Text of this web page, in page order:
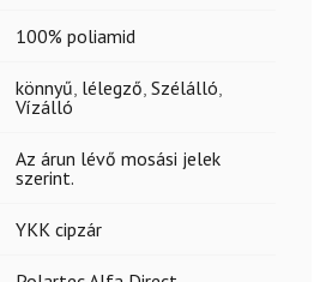
100% poliamid
könnyű, lélegző, Szélálló,
Vízálló
Az árun lévő mosási jelek
szerint.
YKK cipzár